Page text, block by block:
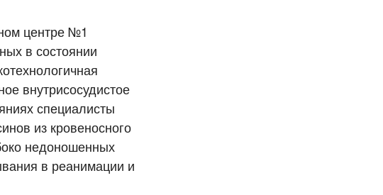
центре №1
в состоянии
внутрисосудистое
специалисты
из кровеносного
недоношенных
в реанимации и